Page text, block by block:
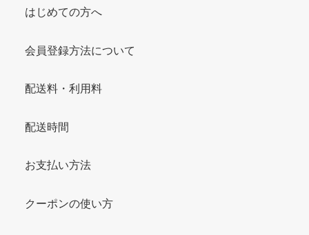
はじめての方へ
会員登録方法について
配送料・利用料
配送時間
お支払い方法
クーポンの使い方